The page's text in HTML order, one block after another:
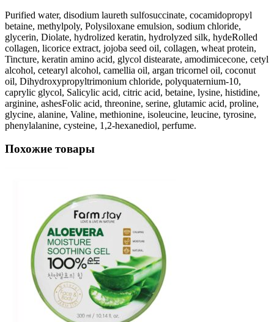
Purified water, disodium laureth sulfosuccinate, cocamidopropyl
betaine, methylpoly, Polysiloxane emulsion, sodium chloride,
glycerin, Diolate, hydrolized keratin, hydrolyzed silk, hydeRolled
collagen, licorice extract, jojoba seed oil, collagen, wheat protein,
Tincture, keratin amino acid, glycol distearate, amodimicecone, cetyl
alcohol, cetearyl alcohol, camellia oil, argan tricornel oil, coconut
oil, Dihydroxypropyltrimonium chloride, polyquaternium-10,
caprylic glycol, Salicylic acid, citric acid, betaine, lysine, histidine,
arginine, ashesFolic acid, threonine, serine, glutamic acid, proline,
glycine, alanine, Valine, methionine, isoleucine, leucine, tyrosine,
phenylalanine, cysteine, 1,2-hexanediol, perfume.
Похожие товары